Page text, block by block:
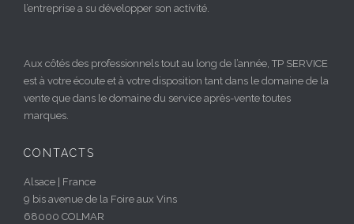
l’entreprise a su développer son activité.
Aux côtés des professionnels tout au long de l’année, TP SERVICE
est à votre écoute et à votre disposition tant dans le domaine de la
vente que dans le domaine du service après-vente toutes
marques.
CONTACTS
Alsace | France
9 bis avenue de la Foire aux Vins
68000 COLMAR